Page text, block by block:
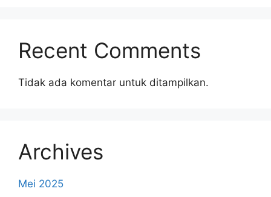
Recent Comments
Tidak ada komentar untuk ditampilkan.
Archives
Mei 2025